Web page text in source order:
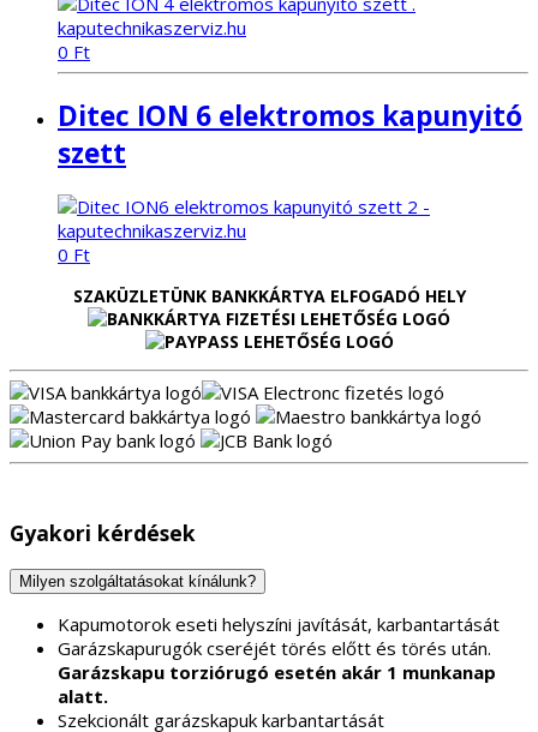
0 Ft
Ditec ION 6 elektromos kapunyitó
szett
0 Ft
SZAKÜZLETÜNK BANKKÁRTYA ELFOGADÓ HELY
Gyakori kérdések
Milyen szolgáltatásokat kínálunk?
Kapumotorok eseti helyszíni javítását, karbantartását
Garázskapurugók cseréjét törés előtt és törés után.
Garázskapu torziórugó esetén akár 1 munkanap
alatt.
Szekcionált garázskapuk karbantartását